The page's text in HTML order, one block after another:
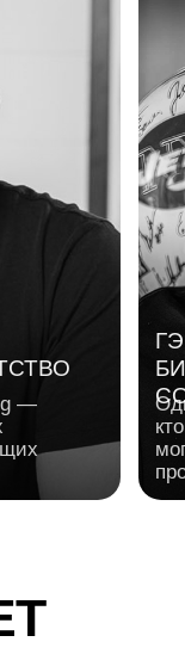
ОСНОВАЛ
СЕРВИС
АНАЛИТИКИ
ГЕРМАН
Основатель
мира
тайм-
энергией,